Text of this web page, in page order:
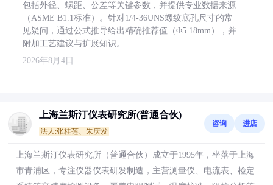
包括外径、螺距、公差等关键参数，并提供专业数据来源
（ASME B1.1标准）。针对1/4-36UNS螺纹底孔尺寸的常
见疑问，通过公式推导给出精确推荐值（Φ5.18mm），并
附加工艺建议与扩展知识。
2026年8月4日
上海兰斯汀仪表研究所(普通合伙)
法人:张桂莲、朱庆发
咨询 进店
上海兰斯汀仪表研究所（普通合伙）成立于1995年，坐落于上海
市青浦区，专注仪器仪表研发制造，主营测量仪、电流表、检定